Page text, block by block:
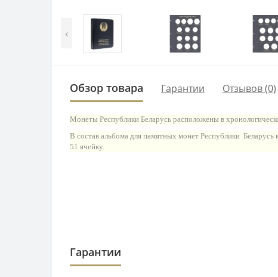
‹
Обзор товара Гарантии Отзывов (0)
Монеты Республики Беларусь расположены в
В состав альбома для памятных монет Республики
51 ячейку.
Гарантии